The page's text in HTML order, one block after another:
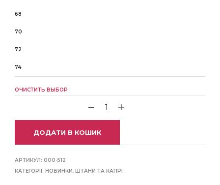
68
70
72
74
ОЧИСТИТЬ ВЫБОР
ДОДАТИ В КОШИК
АРТИКУЛ: 000-512
КАТЕГОРІЇ: НОВИНКИ, ШТАНИ ТА КАПРІ